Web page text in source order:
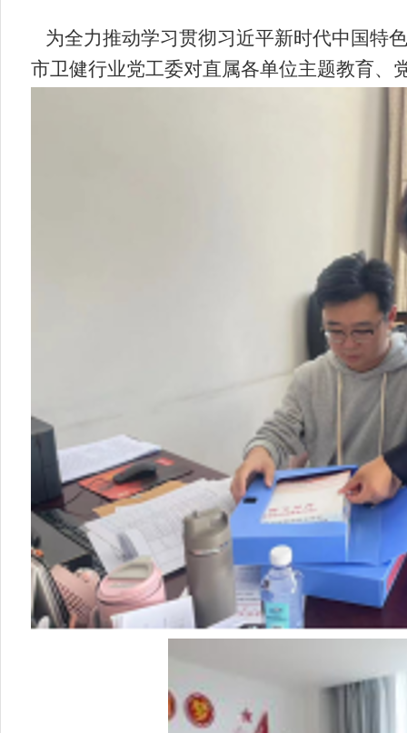
为全力推动学习贯彻习近平新时代中国特
市卫健行业党工委对直属各单位主题教育、